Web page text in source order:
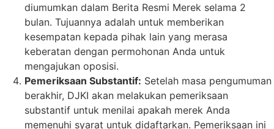
diumumkan dalam Berita Resmi Merek selama 2
bulan. Tujuannya adalah untuk memberikan
kesempatan kepada pihak lain yang merasa
keberatan dengan permohonan Anda untuk
mengajukan oposisi.
Pemeriksaan Substantif: Setelah masa pengumuman
berakhir, DJKI akan melakukan pemeriksaan
substantif untuk menilai apakah merek Anda
memenuhi syarat untuk didaftarkan. Pemeriksaan ini